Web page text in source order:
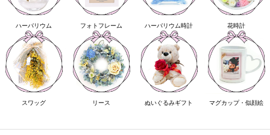
ハーバリウム フォトフレーム ハーバリウム時計 花時計
スワッグ リース ぬいぐるみギフト マグカップ・似顔絵